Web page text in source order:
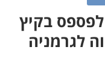
לפספס בקיץ
לגרמניה